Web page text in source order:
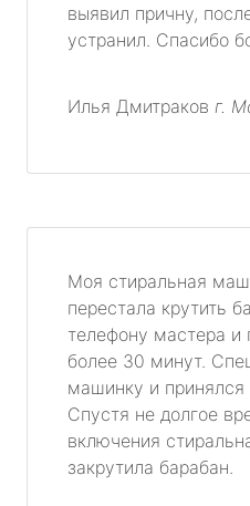
выявил причну,
устранил. Спасибо
Илья Дмитраков г.
Моя стиральная
перестала крутить
телефону мастера и
более 30 минут.
машинку и принялся
Спустя не долгое
включения
закрутила барабан.